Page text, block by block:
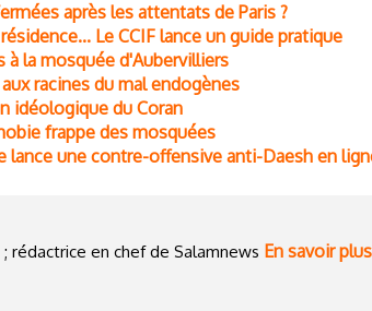
après les attentats de Paris ?
Le CCIF lance un guide pratique
à la mosquée d'Aubervilliers
racines du mal endogènes
idéologique du Coran
frappe des mosquées
lance une contre-offensive anti-Daesh en
rédactrice en chef de Salamnews En savoir